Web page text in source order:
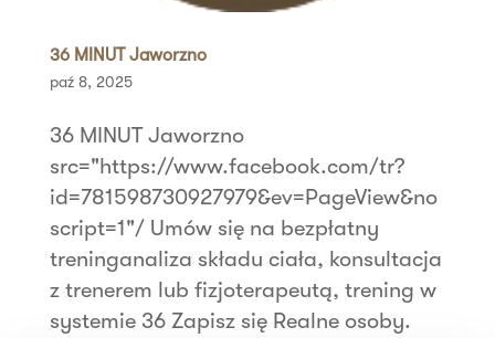
36 MINUT Jaworzno
paź 8, 2025
36 MINUT Jaworzno
src="https://www.facebook.com/tr?
id=781598730927979&ev=PageView&no
script=1"/ Umów się na bezpłatny
treninganaliza składu ciała, konsultacja
z trenerem lub fizjoterapeutą, trening w
systemie 36 Zapisz się Realne osoby.